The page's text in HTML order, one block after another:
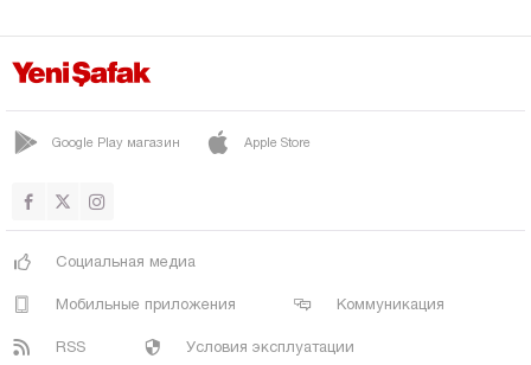
Мугла
Муш
Орду
Google Play магазин Apple Store
Социальная медиа
Мобильные приложения Коммуникация
RSS Условия эксплуатации